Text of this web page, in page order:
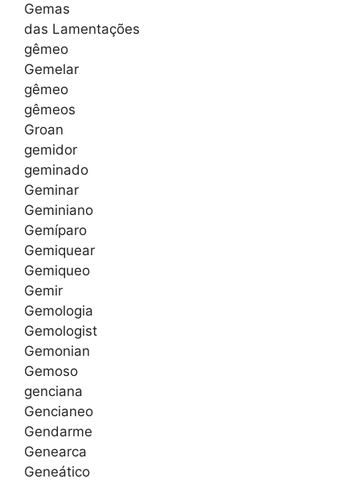
Gemas
das Lamentações
gêmeo
Gemelar
gêmeo
gêmeos
Groan
gemidor
geminado
Geminar
Geminiano
Gemíparo
Gemiquear
Gemiqueo
Gemir
Gemologia
Gemologist
Gemonian
Gemoso
genciana
Gencianeo
Gendarme
Genearca
Geneático